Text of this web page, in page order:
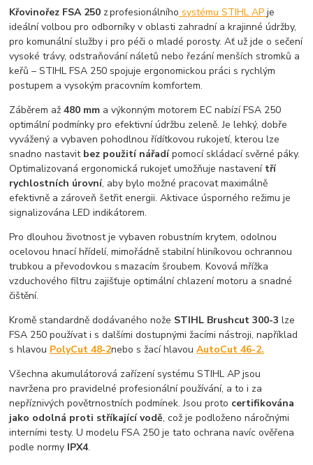
Křovinořez FSA 250 z profesionálního systému STIHL APje
ideální volbou pro odborníky v oblasti zahradní a krajinné údržby,
pro komunální služby i pro péči o mladé porosty. Ať už jde o sečení
vysoké trávy, odstraňování náletů nebo řezání menších stromků a
keřů – STIHL FSA 250 spojuje ergonomickou práci s rychlým
postupem a vysokým pracovním komfortem.
Záběrem až480 mm a výkonným motorem EC nabízí FSA 250
optimální podmínky pro efektivní údržbu zeleně. Je lehký, dobře
vyvážený a vybaven pohodlnou řídítkovou rukojetí, kterou lze
snadno nastavit bez použití nářadípomocí skládací svěrné páky.
Optimalizovaná ergonomická rukojeť umožňuje nastavení tří
rychlostních úrovní, aby bylo možné pracovat maximálně
efektivně a zároveň šetřit energii. Aktivace úsporného režimu je
signalizována LED indikátorem.
Pro dlouhou životnost je vybaven robustním krytem, odolnou
ocelovou hnací hřídelí, mimořádně stabilní hliníkovou ochrannou
trubkou a převodovkou s mazacím šroubem. Kovová mřížka
vzduchového filtru zajišťuje optimální chlazení motoru a snadné
čištění.
Kromě standardně dodávaného nože STIHL Brushcut 300-3 lze
FSA 250 používat i s dalšími dostupnými žacími nástroji, například
s hlavou PolyCut 48‑2nebo s žací hlavouAutoCut 46-2.
Všechna akumulátorová zařízení systému STIHL AP jsou
navržena pro pravidelné profesionální používání, a to i za
nepříznivých povětrnostních podmínek. Jsou proto certifikována
jako odolná proti stříkající vodě, což je podloženo náročnými
interními testy. U modelu FSA 250 je tato ochrana navíc ověřena
podle normy IPX4.